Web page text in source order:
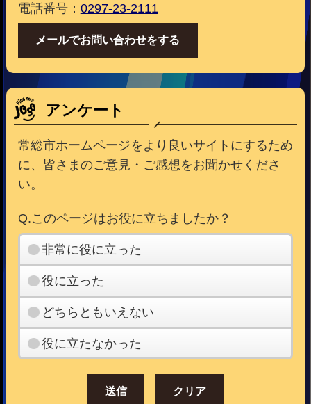
電話番号： 0297-23-2111
メールでお問い合わせをする
アンケート
常総市ホームページをより良いサイトにするため
に、皆さまのご意見・ご感想をお聞かせくださ
い。
Q.このページはお役に立ちましたか？
非常に役に立った
役に立った
どちらともいえない
役に立たなかった